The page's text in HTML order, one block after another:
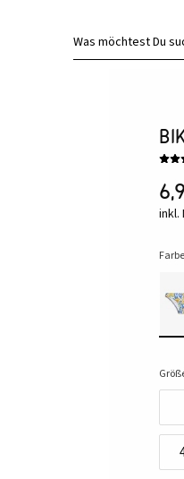
Was möchtest Du
inkl.